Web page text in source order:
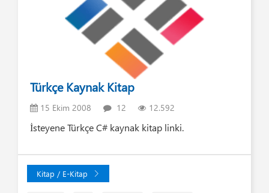
Türkçe Kaynak Kitap
15 Ekim 2008 12 12.592
İsteyene Türkçe C# kaynak kitap linki.
Kitap / E-Kitap